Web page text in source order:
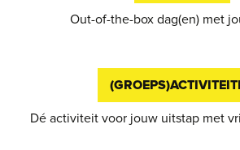
Out-of-the-box dag(en) met
Dé activiteit voor jouw uitstap met